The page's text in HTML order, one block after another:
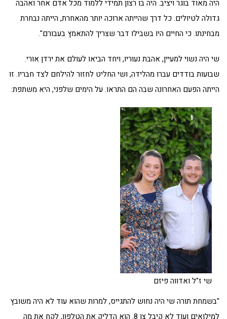
היה מאוד בוגר ויציב. היה בו רצון תמידי ללמוד מכל אדם אחר ואהבה
גדולה לטיולים. כל דרך שהייתה ארוכה יותר מהאחרת, הייתה נבחרת
מבחינתו. כי החיים היו בשבילו דבר שצריך להתאמץ בעבורם".
שי היה נשוי למעיין, אהבת נעוריו, ויחד הביאו לעולם את ירדן אורי.
שבועות בודדים עברו מהלידה, ושי החליט לחזור להילחם לצד חבריו. זו
הייתה הפעם האחרונה שבה הם התראו. על הימים שלפני, היא משתפת:
שי ז"ל ואדווה פיזם
"בשמחת תורה שי היה נחוש להתגייס, למרות שהוא עוד לא היה משובץ
למילואים ועוד לא קיבל צו 8. הוא הדליק את הטלפון, לקח את מה